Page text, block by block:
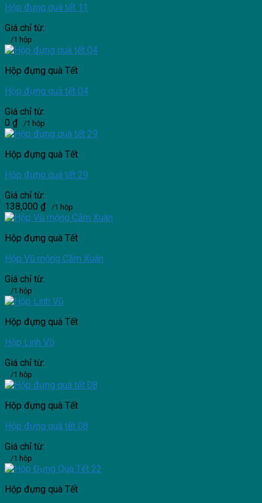
Hộp đựng quà tết 11
Giá chỉ từ:
/1 hộp
Hộp đựng quà Tết
Hộp đựng quà tết 04
Giá chỉ từ:
0 ₫ /1 hộp
Hộp đựng quà Tết
Hộp đựng quà tết 29
Giá chỉ từ:
138,000 ₫ /1 hộp
Hộp đựng quà Tết
Hộp Vũ mộng Cầm Xuân
Giá chỉ từ:
/1 hộp
Hộp đựng quà Tết
Hộp Linh Vũ
Giá chỉ từ:
/1 hộp
Hộp đựng quà Tết
Hộp đựng quà tết 08
Giá chỉ từ:
/1 hộp
Hộp đựng quà Tết